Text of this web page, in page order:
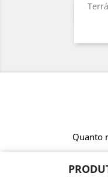
Quanto